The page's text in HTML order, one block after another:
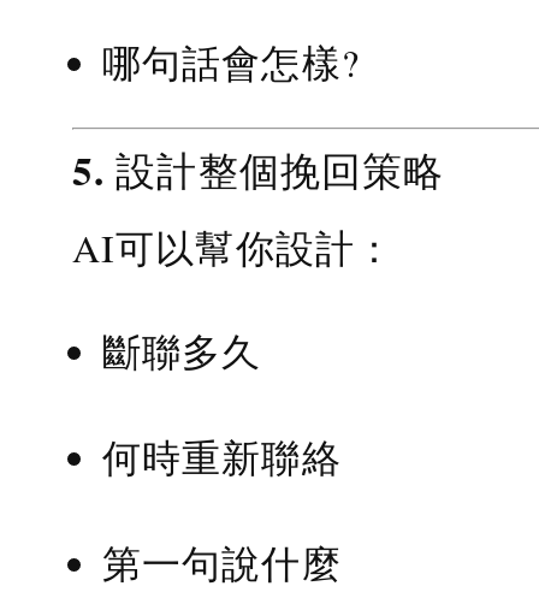
哪句話會怎樣?
5. 設計整個挽回策略
AI可以幫你設計：
斷聯多久
何時重新聯絡
第一句說什麼